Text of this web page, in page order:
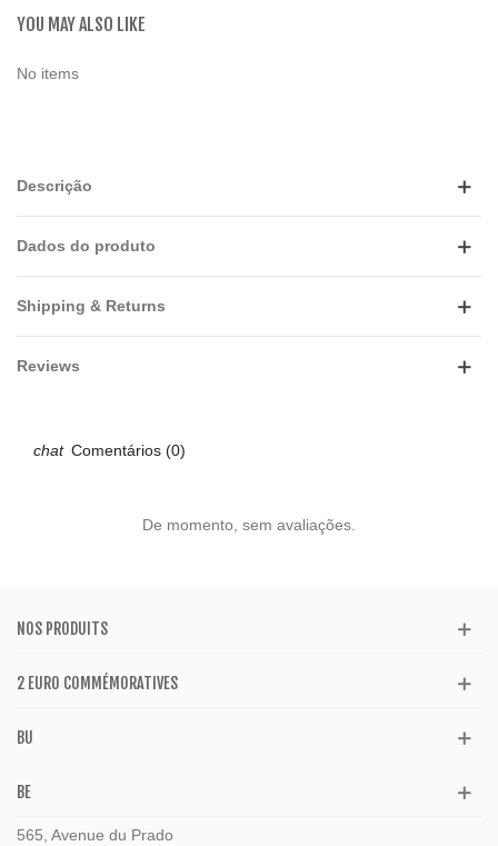
YOU MAY ALSO LIKE
No items
Descrição
Dados do produto
Shipping & Returns
Reviews
Comentários (0)
De momento, sem avaliações.
NOS PRODUITS
2 EURO COMMÉMORATIVES
BU
BE
565, Avenue du Prado